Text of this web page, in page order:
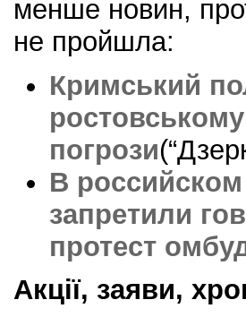
менше новин,
не пройшла:
Кримський
погрози
В
запретили
протест
Акції, заяви,